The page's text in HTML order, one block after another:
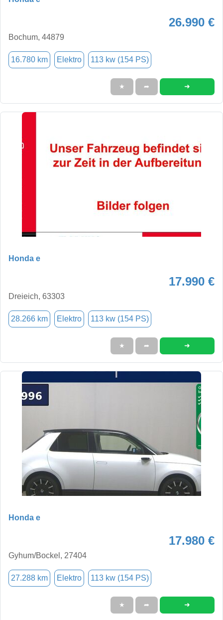
26.990 €
Bochum, 44879
16.780 km Elektro 113 kw (154 PS)
★ ➦ ➜
Honda e
17.990 €
Dreieich, 63303
28.266 km Elektro 113 kw (154 PS)
★ ➦ ➜
Honda e
17.980 €
Gyhum/Bockel, 27404
27.288 km Elektro 113 kw (154 PS)
★ ➦ ➜